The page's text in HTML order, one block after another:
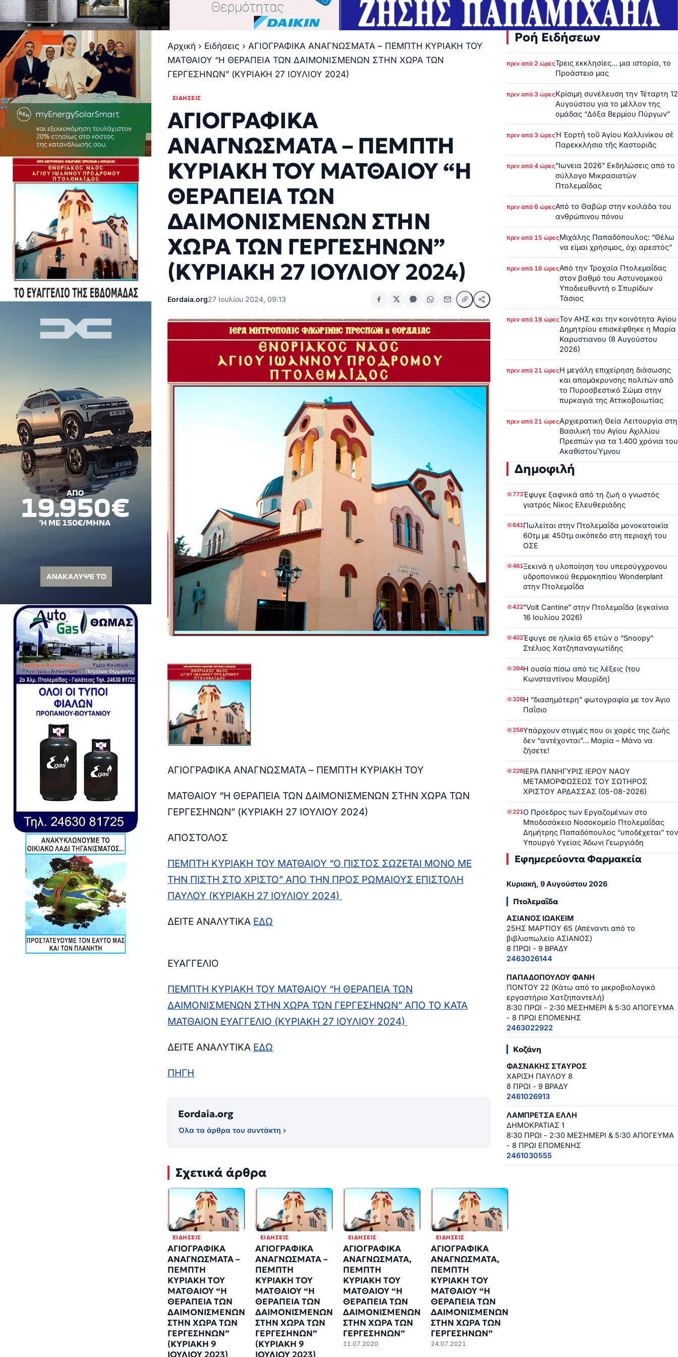
Αρχική › Ειδήσεις › ΑΓΙΟΓΡΑΦΙΚΑ ΑΝΑΓΝΩΣΜΑΤΑ – ΠΕΜΠΤΗ ΚΥΡΙΑΚΗ ΤΟΥ
ΜΑΤΘΑΙΟΥ “Η ΘΕΡΑΠΕΙΑ ΤΩΝ ΔΑΙΜΟΝΙΣΜΕΝΩΝ ΣΤΗΝ ΧΩΡΑ ΤΩΝ
ΓΕΡΓΕΣΗΝΩΝ” (ΚΥΡΙΑΚΗ 27 ΙΟΥΛΙΟΥ 2024)
ΕΙΔΉΣΕΙΣ
ΑΓΙΟΓΡΑΦΙΚΑ
ΑΝΑΓΝΩΣΜΑΤΑ – ΠΕΜΠΤΗ
ΚΥΡΙΑΚΗ ΤΟΥ ΜΑΤΘΑΙΟΥ “Η
ΘΕΡΑΠΕΙΑ ΤΩΝ
ΔΑΙΜΟΝΙΣΜΕΝΩΝ ΣΤΗΝ
ΧΩΡΑ ΤΩΝ ΓΕΡΓΕΣΗΝΩΝ”
(ΚΥΡΙΑΚΗ 27 ΙΟΥΛΙΟΥ 2024)
Eordaia.org27 Ιουλίου 2024, 09:13
ΑΓΙΟΓΡΑΦΙΚΑ ΑΝΑΓΝΩΣΜΑΤΑ – ΠΕΜΠΤΗ ΚΥΡΙΑΚΗ ΤΟΥ
ΜΑΤΘΑΙΟΥ “Η ΘΕΡΑΠΕΙΑ ΤΩΝ ΔΑΙΜΟΝΙΣΜΕΝΩΝ ΣΤΗΝ ΧΩΡΑ ΤΩΝ
ΓΕΡΓΕΣΗΝΩΝ” (ΚΥΡΙΑΚΗ 27 ΙΟΥΛΙΟΥ 2024)
ΑΠΟΣΤΟΛΟΣ
ΠΕΜΠΤΗ ΚΥΡΙΑΚΗ ΤΟΥ ΜΑΤΘΑΙΟΥ “Ο ΠΙΣΤΟΣ ΣΩΖΕΤΑΙ ΜΟΝΟ ΜΕ
ΤΗΝ ΠΙΣΤΗ ΣΤΟ ΧΡΙΣΤΟ” ΑΠΟ ΤΗΝ ΠΡΟΣ ΡΩΜΑΙΟΥΣ ΕΠΙΣΤΟΛΗ
ΠΑΥΛΟΥ (ΚΥΡΙΑΚΗ 27 ΙΟΥΛΙΟΥ 2024)
ΔΕΙΤΕ ΑΝΑΛΥΤΙΚΑ ΕΔΩ
ΕΥΑΓΓΕΛΙΟ
ΠΕΜΠΤΗ ΚΥΡΙΑΚΗ ΤΟΥ ΜΑΤΘΑΙΟΥ “Η ΘΕΡΑΠΕΙΑ ΤΩΝ
ΔΑΙΜΟΝΙΣΜΕΝΩΝ ΣΤΗΝ ΧΩΡΑ ΤΩΝ ΓΕΡΓΕΣΗΝΩΝ” ΑΠΟ ΤΟ ΚΑΤΑ
ΜΑΤΘΑΙΟΝ ΕΥΑΓΓΕΛΙΟ (ΚΥΡΙΑΚΗ 27 ΙΟΥΛΙΟΥ 2024)
ΔΕΙΤΕ ΑΝΑΛΥΤΙΚΑ ΕΔΩ
ΠΗΓΗ
Eordaia.org
Όλα τα άρθρα του συντάκτη ›
Σχετικά άρθρα
ΕΙΔΉΣΕΙΣ
ΑΓΙΟΓΡΑΦΙΚΑ
ΑΝΑΓΝΩΣΜΑΤΑ –
ΠΕΜΠΤΗ
ΚΥΡΙΑΚΗ ΤΟΥ
ΜΑΤΘΑΙΟΥ “Η
ΘΕΡΑΠΕΙΑ ΤΩΝ
ΔΑΙΜΟΝΙΣΜΕΝΩΝ
ΣΤΗΝ ΧΩΡΑ ΤΩΝ
ΓΕΡΓΕΣΗΝΩΝ”
(ΚΥΡΙΑΚΗ 9
ΕΙΔΉΣΕΙΣ
ΑΓΙΟΓΡΑΦΙΚΑ
ΑΝΑΓΝΩΣΜΑΤΑ –
ΠΕΜΠΤΗ
ΚΥΡΙΑΚΗ ΤΟΥ
ΜΑΤΘΑΙΟΥ “Η
ΘΕΡΑΠΕΙΑ ΤΩΝ
ΔΑΙΜΟΝΙΣΜΕΝΩΝ
ΣΤΗΝ ΧΩΡΑ ΤΩΝ
ΓΕΡΓΕΣΗΝΩΝ”
(ΚΥΡΙΑΚΗ 9
ΕΙΔΉΣΕΙΣ
ΑΓΙΟΓΡΑΦΙΚΑ
ΑΝΑΓΝΩΣΜΑΤΑ,
ΠΕΜΠΤΗ
ΚΥΡΙΑΚΗ ΤΟΥ
ΜΑΤΘΑΙΟΥ “H
ΘΕΡΑΠΕΙΑ ΤΩΝ
ΔΑΙΜΟΝΙΣΜΕΝΩΝ
ΣΤΗΝ ΧΩΡΑ ΤΩΝ
ΓΕΡΓΕΣΗΝΩΝ”
11.07.2020
ΕΙΔΉΣΕΙΣ
ΑΓΙΟΓΡΑΦΙΚΑ
ΑΝΑΓΝΩΣΜΑΤΑ,
ΠΕΜΠΤΗ
ΚΥΡΙΑΚΗ ΤΟΥ
ΜΑΤΘΑΙΟΥ “H
ΘΕΡΑΠΕΙΑ ΤΩΝ
ΔΑΙΜΟΝΙΣΜΕΝΩΝ
ΣΤΗΝ ΧΩΡΑ ΤΩΝ
ΓΕΡΓΕΣΗΝΩΝ”
24.07.2021
Ροή Ειδήσεων
πριν από 2 ώρεςΤρεις εκκλησίες… μια ιστορία, το
Προάστειο μας
πριν από 3 ώρεςΚρίσιμη συνέλευση την Τέταρτη 12
Αυγούστου για το μέλλον της
ομάδας “Δόξα Βερμίου Πύργων”
πριν από 3 ώρεςἩ Ἑορτὴ τοῦ Ἁγίου Καλλινίκου σὲ
Παρεκκλήσιο τῆς Καστοριᾶς
πριν από 4 ώρες“Ιωνεια 2026” Εκδηλώσεις από το
σύλλογο Μικρασιατών
Πτολεμαΐδας
πριν από 6 ώρεςΑπό το Θαβώρ στην κοιλάδα του
ανθρώπινου πόνου
πριν από 15 ώρεςΜιχάλης Παπαδόπουλος: “Θέλω
να είμαι χρήσιμος, όχι αρεστός”
πριν από 16 ώρεςΑπό την Τροχαία Πτολεμαΐδας
στον βαθμό του Αστυνομικού
Υποδιευθυντή ο Σπυρίδων
Τάσιος
πριν από 18 ώρεςΤον ΑΗΣ και την κοινότητα Αγίου
Δημητρίου επισκέφθηκε η Μαρία
Καρυστιανου (8 Αυγούστου
2026)
πριν από 21 ώρεςΗ μεγάλη επιχείρηση διάσωσης
και απομάκρυνσης πολιτών από
το Πυροσβεστικό Σώμα στην
πυρκαγιά της Αττικοβοιωτίας
πριν από 21 ώρεςΑρχιερατική Θεία Λειτουργία στη
Βασιλική του Αγίου Αχιλλίου
Πρεσπών για τα 1.400 χρόνια του
ΑκαθίστουΎμνου
Δημοφιλή
773Έφυγε ξαφνικά από τη ζωή ο γνωστός
γιατρός Νίκος Ελευθεριάδης
641Πωλείται στην Πτολεμαΐδα μονοκατοικία
60τμ με 450τμ οικόπεδο στη περιοχή του
ΟΣΕ
461Ξεκινά η υλοποίηση του υπερσύγχρονου
υδροπονικού θερμοκηπίου Wonderplant
στην Πτολεμαΐδα
422“Volt Cantine” στην Πτολεμαΐδα (εγκαίνια
16 Ιουλίου 2026)
402Έφυγε σε ηλικία 65 ετών ο “Snoopy”
Στέλιος Χατζηπαναγιωτίδης
394Η ουσία πίσω από τις λέξεις (του
Κωνσταντίνου Μαυρίδη)
326Η “διασημότερη” φωτογραφία με τον Άγιο
Παΐσιο
258Υπάρχουν στιγμές που οι χαρές της ζωής
δεν “αντέχονται”… Μαρία – Μάνο να
ζήσετε!
226ΙΕΡΑ ΠΑΝΗΓΥΡΙΣ ΙΕΡΟΥ ΝΑΟΥ
ΜΕΤΑΜΟΡΦΩΣΕΩΣ ΤΟΥ ΣΩΤΗΡΟΣ
ΧΡΙΣΤΟΥ ΑΡΔΑΣΣΑΣ (05-08-2026)
221Ο Πρόεδρος των Εργαζομένων στο
Μποδοσάκειο Νοσοκομείο Πτολεμαΐδας
Δημήτρης Παπαδόπουλος “υποδέχεται” τον
Υπουργό Υγείας Άδωνι Γεωργιάδη
Εφημερεύοντα Φαρμακεία
Κυριακή, 9 Αυγούστου 2026
Πτολεμαΐδα
ΑΣΙΑΝΟΣ ΙΩΑΚΕΙΜ
25ΗΣ ΜΑΡΤΙΟΥ 65 (Απέναντι από το
βιβλιοπωλείο ΑΣΙΑΝΟΣ)
8 ΠΡΩΙ - 9 ΒΡΑΔΥ
2463026144
ΠΑΠΑΔΟΠΟΥΛΟΥ ΦΑΝΗ
ΠΟΝΤΟΥ 22 (Κάτω από το μικροβιολογικό
εργαστήριο Χατζηπαντελή)
8:30 ΠΡΩΙ - 2:30 ΜΕΣΗΜΕΡΙ & 5:30 ΑΠΟΓΕΥΜΑ
- 8 ΠΡΩΙ ΕΠΟΜΕΝΗΣ
2463022922
Κοζάνη
ΦΑΣΝΑΚΗΣ ΣΤΑΥΡΟΣ
ΧΑΡΙΣΗ ΠΑΥΛΟΥ 8
8 ΠΡΩΙ - 9 ΒΡΑΔΥ
2461026913
ΛΑΜΠΡΕΤΣΑ ΕΛΛΗ
ΔΗΜΟΚΡΑΤΙΑΣ 1
8:30 ΠΡΩΙ - 2:30 ΜΕΣΗΜΕΡΙ & 5:30 ΑΠΟΓΕΥΜΑ
- 8 ΠΡΩΙ ΕΠΟΜΕΝΗΣ
2461030555